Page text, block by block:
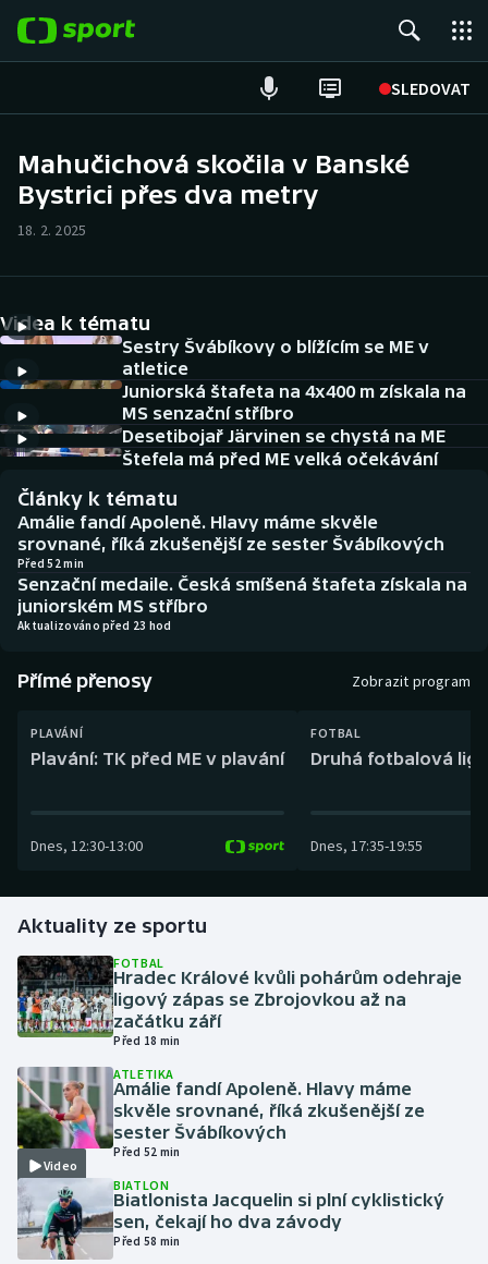
SLEDOVAT
Hokej
Cyklistika
DALŠÍ SPORTY
Americký fotbal
Baseball a softbal
Basketbal
Biatlon
Curling
Futsal
Golf
Gymnastika
Házená
Jezdectví
Judo
Krasobruslení
NEPŘEHLÉDNĚTE
Soutěže
Historické návraty
Aplikace ČT sport
Mahučichová skočila v Banské
Bystrici přes dva metry
18. 2. 2025
Videa k tématu
Sestry Švábíkovy o blížícím se ME v
atletice
Juniorská štafeta na 4x400 m získala na
MS senzační stříbro
Desetibojař Järvinen se chystá na ME
Štefela má před ME velká očekávání
Články k tématu
Amálie fandí Apoleně. Hlavy máme skvěle
srovnané, říká zkušenější ze sester Švábíkových
Před 52 min
Senzační medaile. Česká smíšená štafeta získala na
juniorském MS stříbro
Aktualizováno před 23 hod
Přímé přenosy Zobrazit program
PLAVÁNÍ
Plavání: TK před ME v plavání
Dnes, 12:30-13:00
FOTBAL
Druhá fotbalová
Dnes, 17:35-19:55
Aktuality ze sportu
FOTBAL
Hradec Králové kvůli pohárům odehraje
ligový zápas se Zbrojovkou až na
začátku září
Před 18 min
Video
ATLETIKA
Amálie fandí Apoleně. Hlavy máme
skvěle srovnané, říká zkušenější ze
sester Švábíkových
Před 52 min
BIATLON
Biatlonista Jacquelin si plní cyklistický
sen, čekají ho dva závody
Před 58 min